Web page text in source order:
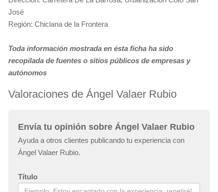
José
Región: Chiclana de la Frontera
Toda información mostrada en ésta ficha ha sido
recopilada de fuentes o sitios públicos de empresas y
autónomos
Valoraciones de Ángel Valaer Rubio
Envía tu opinión sobre Ángel Valaer Rubio
Ayuda a otros clientes publicando tu experiencia con
Ángel Valaer Rubio.
Título